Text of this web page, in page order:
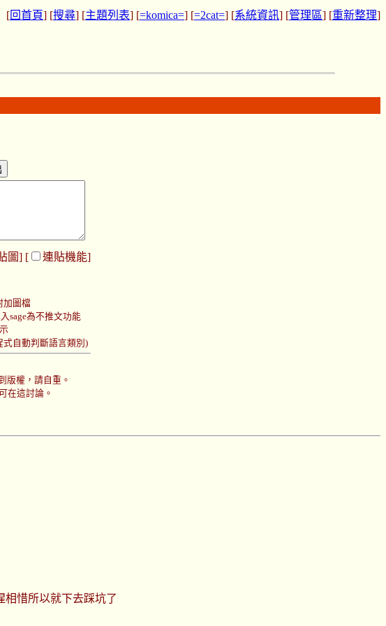
[回首頁] [搜尋] [主題列表] [=komica=] [=2cat=] [系統資訊] [管理區] [重新整理]
圖] [ 連貼機能]
加圖檔
sage為不推文功能
式自動判斷語言類別)
版權，請自重。
在這討論。
相惜所以就下去踩坑了